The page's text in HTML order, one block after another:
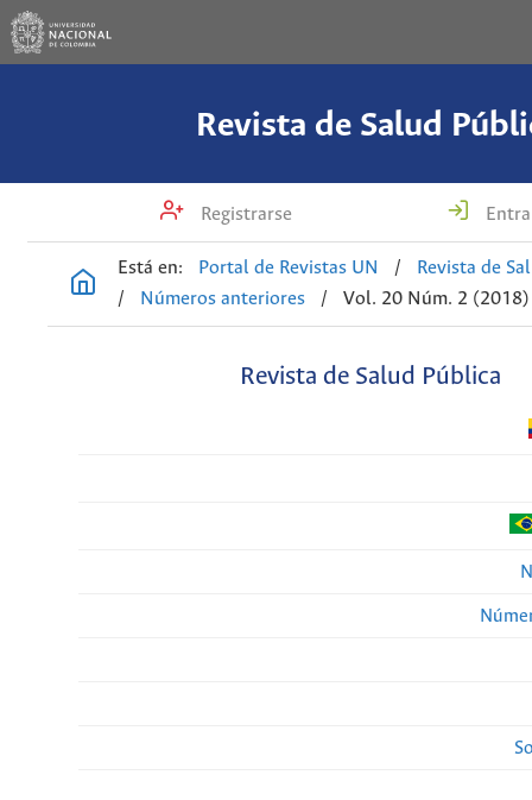
Revista de Salud
Registrarse
Está en: Portal de Revistas UN /
Revista de
/
Números anteriores / Vol. 20 Núm. 2 (2018)
Revista de Salud Pública